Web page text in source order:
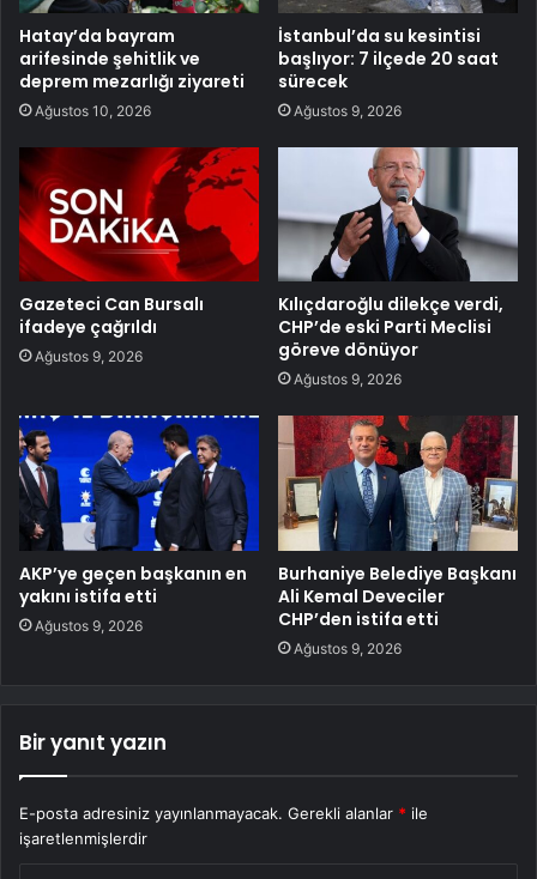
Hatay’da bayram
arifesinde şehitlik ve
deprem mezarlığı ziyareti
Ağustos 10, 2026
İstanbul’da su kesintisi
başlıyor: 7 ilçede 20 saat
sürecek
Ağustos 9, 2026
Gazeteci Can Bursalı
ifadeye çağrıldı
Ağustos 9, 2026
Kılıçdaroğlu dilekçe verdi,
CHP’de eski Parti Meclisi
göreve dönüyor
Ağustos 9, 2026
AKP’ye geçen başkanın en
yakını istifa etti
Ağustos 9, 2026
Burhaniye Belediye Başkanı
Ali Kemal Deveciler
CHP’den istifa etti
Ağustos 9, 2026
Bir yanıt yazın
E-posta adresiniz yayınlanmayacak. Gerekli alanlar * ile
işaretlenmişlerdir